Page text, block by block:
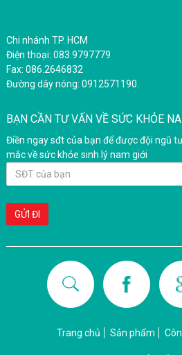
Chi nhánh TP. HCM
Điện thoại: 083.9797779
Fax: 086.2646832
Đường dây nóng: 0912571190.
BẠN CẦN TƯ VẤN VỀ SỨC KHỎE
Điền ngay sđt của bạn để được đội ngũ
mắc về sức khỏe sinh lý nam giới
Trang chủ Sản phẩm